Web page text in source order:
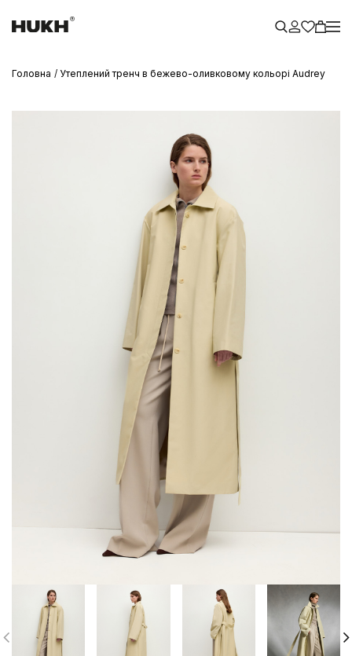
Головна Утеплений тренч в бежево-оливковому кольорі Audrey